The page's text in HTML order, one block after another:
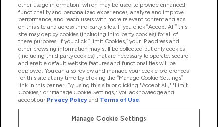
会社概要
特典＆ポイント
2026 The Hut.com Ltd
other usage information, which may be used to provide enhanced
functionality and personalized experiences, analyze and improve
performance, and reach users with more relevant content and ads
on this site and across third party sites. If you click “Accept All” this
site may deploy cookies (including third party cookies) for all of
these purposes. If you click “Limit Cookies,” your IP address and
other browsing information may still be collected but only cookies
(including third party cookies) that are necessary to operate, secure
and enable default website features and functionalities will be
deployed. You can also review and manage your cookie preferences
for this site at any time by clicking the “Manage Cookie Settings”
link in this banner. By using this site or clicking "Accept All," "Limit
Cookies," or "Manage Cookie Settings," you acknowledge and
accept our Privacy Policy and Terms of Use.
Manage Cookie Settings